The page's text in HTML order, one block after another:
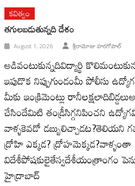
కవిత్వం
తగులబడుతున్నది దేశం
August 1, 2026 శ్రీరామోజు హరగోపాల్
అడివంటుకున్నదివిద్యార్థి
ఇపుడొక నిప్పుగుండంమీ పోలీసు
మీకు ఇంక్రిమెంట్లు
చేసిందేమిటి తండ్రీసిగ్గనిపించని
వాళ్ళకెవడో డబ్బులిచ్చాడట?తెలియని
ద్రోహి ఎక్కడ? ద్రోహమెక్కడ?వాళ్ళంతా
విదేశీపోషకులైతేస్వదేశీయంత్రాంగం
హైద్రాబాద్